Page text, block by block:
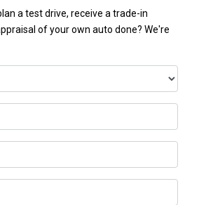
a test drive, receive a trade-in
of your own auto done? We're